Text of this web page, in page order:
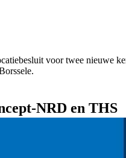
voor twee nieuwe
NRD en THS